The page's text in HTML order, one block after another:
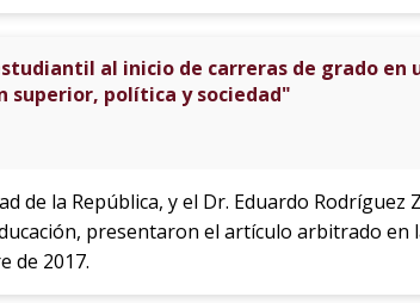
al inicio de carreras de grado en
superior, política y sociedad"
de la República, y el Dr. Eduardo Rodríguez
presentaron el artículo arbitrado en
de 2017.